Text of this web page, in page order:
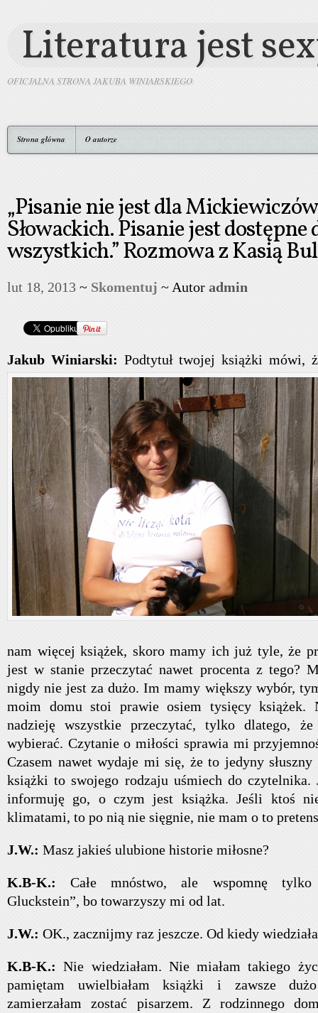
Literatura jest
OFICJALNA STRONA JAKUBA WINIARSKIEGO
Strona główna O autorze
„Pisanie nie jest dla
Słowackich. Pisanie jest dostępne
wszystkich.” Rozmowa z Kasią
lut 18, 2013 ~ Skomentuj ~ Autor admin
Jakub Winiarski: Podtytuł twojej książki mówi,
nam więcej książek, skoro mamy ich już tyle, że
jest w stanie przeczytać nawet procenta z tego?
nigdy nie jest za dużo. Im mamy większy wybór,
moim domu stoi prawie osiem tysięcy książek.
nadzieję wszystkie przeczytać, tylko dlatego,
wybierać. Czytanie o miłości sprawia mi
Czasem nawet wydaje mi się, że to jedyny
książki to swojego rodzaju uśmiech do czytelnika.
informuję go, o czym jest książka. Jeśli ktoś
klimatami, to po nią nie sięgnie, nie mam o to
J.W.: Masz jakieś ulubione historie miłosne?
K.B-K.: Całe mnóstwo, ale wspomnę tylko
Gluckstein”, bo towarzyszy mi od lat.
J.W.: OK., zacznijmy raz jeszcze. Od kiedy
K.B-K.:Nie wiedziałam. Nie miałam takiego
pamiętam uwielbiałam książki i zawsze
zamierzałam zostać pisarzem. Z rodzinnego